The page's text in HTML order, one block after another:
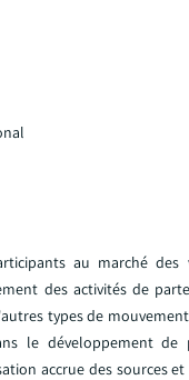
au marché des
des activités de
types de
le développement de
accrue des sources